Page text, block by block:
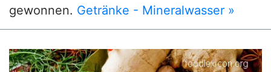
gewonnen. Getränke - Mineralwasser »